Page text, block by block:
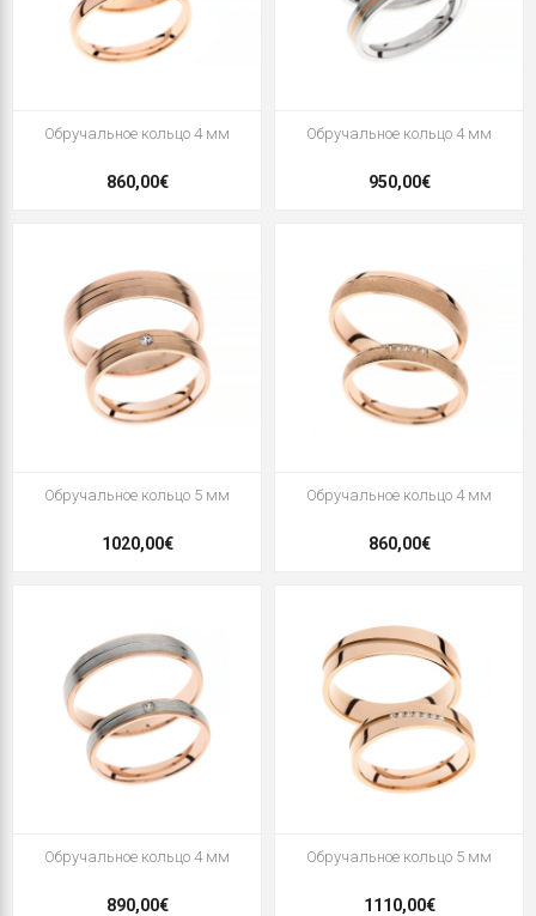
Oбручальное кольцо 4 мм
860,00€
Oбручальное кольцо 4 мм
950,00€
Oбручальное кольцо 5 мм
1020,00€
Oбручальное кольцо 4 мм
860,00€
Oбручальное кольцо 4 мм
890,00€
Oбручальное кольцо 5 мм
1110,00€